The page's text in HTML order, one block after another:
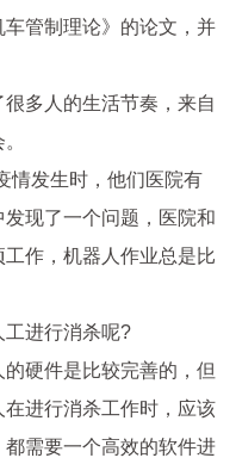
管制理论》的论文，并
很多人的生活节奏，来自
情发生时，他们医院有
现了一个问题，医院和
作，机器人作业总是比
工进行消杀呢?
硬件是比较完善的，但
进行消杀工作时，应该
需要一个高效的软件进